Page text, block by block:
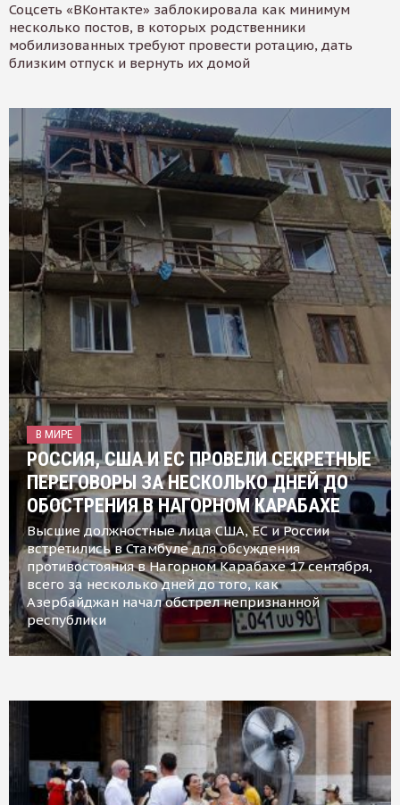
Соцсеть «ВКонтакте» заблокировала как минимум
несколько постов, в которых родственники
мобилизованных требуют провести ротацию, дать
близким отпуск и вернуть их домой
В МИРЕ
РОССИЯ, США И ЕС ПРОВЕЛИ СЕКРЕТНЫЕ
ПЕРЕГОВОРЫ ЗА НЕСКОЛЬКО ДНЕЙ ДО
ОБОСТРЕНИЯ В НАГОРНОМ КАРАБАХЕ
Высшие должностные лица США, ЕС и России
встретились в Стамбуле для обсуждения
противостояния в Нагорном Карабахе 17 сентября,
всего за несколько дней до того, как
Азербайджан начал обстрел непризнанной
республики